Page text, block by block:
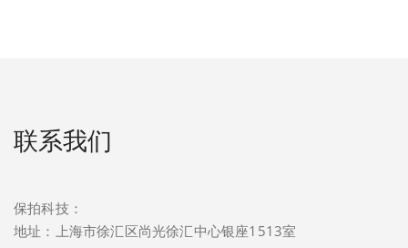
联系我们
保拍科技：
地址：上海市徐汇区尚光徐汇中心银座1513室